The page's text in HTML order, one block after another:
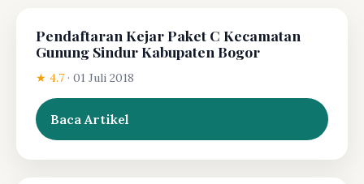
Pendaftaran Kejar Paket C Kecamatan
Gunung Sindur Kabupaten Bogor
★ 4.7 · 01 Juli 2018
Baca Artikel